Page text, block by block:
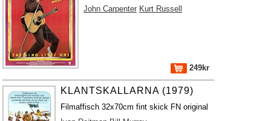
John Carpenter Kurt Russell
249kr
KLANTSKALLARNA (1979)
Filmaffisch 32x70cm fint skick FN original